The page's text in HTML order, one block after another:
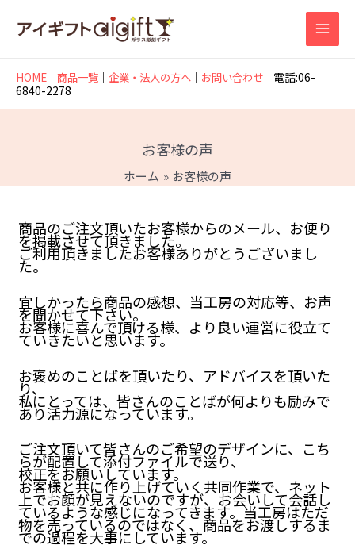
HOME │ 商品一覧 │ 企業・法人の方へ │ お問い合わせ 電話:06-
6840-2278
お客様の声
ホーム お客様の声
商品のご注文頂いたお客様からのメール、お便り
を掲載させて頂きました。
ご利用頂きましたお客様ありがとうございまし
た。
宜しかったら商品の感想、当工房の対応等、お声
を聞かせて下さい。
お客様に喜んで頂ける様、より良い運営に役立て
ていきたいと思います。
お褒めのことばを頂いたり、アドバイスを頂いた
り、
私にとっては、皆さんのことばが何よりも励みで
あり活力源になっています。
ご注文頂いて皆さんのご希望のデザインに、こち
らが配置して添付ファイルで送り、
校正をお願いしています。
お客様と共に作り上げていく共同作業で、ネット
上でお顔が見えないのですが、お会いして会話し
ているような感じになってきます。当工房はただ
物を売っているのではなく、商品をお渡しするま
での過程を大事にしています。